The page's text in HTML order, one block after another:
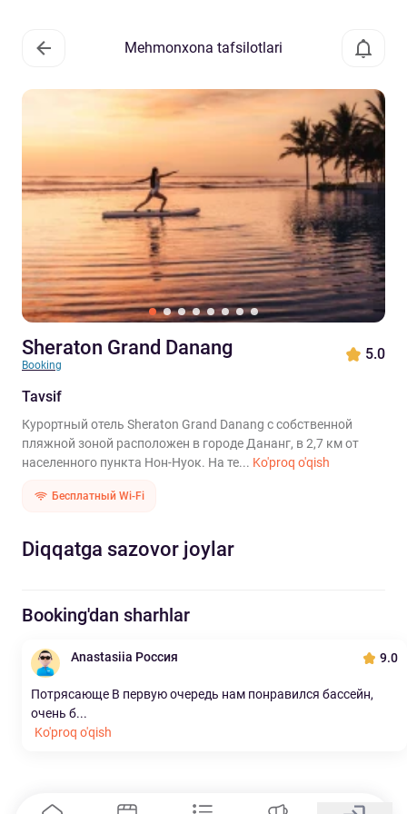
Mehmonxona tafsilotlari
Sheraton Grand Danang
Booking
5.0
Tavsif
Курортный отель Sheraton Grand Danang с собственной
пляжной зоной расположен в городе Дананг, в 2,7 км от
населенного пункта Нон-Нуок. На те... Ko'proq o'qish
Бесплатный Wi-Fi
Diqqatga sazovor joylar
Booking'dan sharhlar
Anastasiia Россия 9.0
Потрясающе В первую очередь нам понравился бассейн,
очень б...
Ko'proq o'qish